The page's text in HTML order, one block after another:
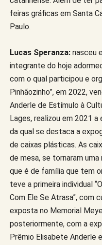
feiras gráficas em Santa
Paulo.
Lucas Speranza: nasceu
integrante do hoje
com o qual participou e
Pinhãozinho”, em 2022,
Anderle de Estímulo à
Lages, realizou em 2021 a
da qual se destaca a
de caixas plásticas. As
de mesa, se tornaram
que é de família que tem
teve a primeira individual
Com Ele Se Atrasa”, com
exposta no Memorial
posteriormente, com a
Prêmio Elisabete Anderle